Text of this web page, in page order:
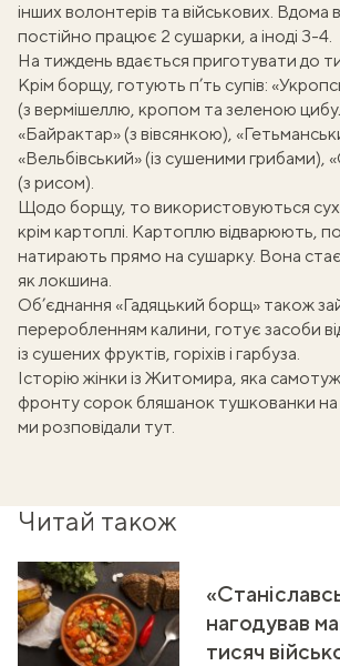
інших волонтерів та військових. Вдома
постійно працює 2 сушарки, а іноді 3-4.
На тиждень вдається приготувати до
Крім борщу, готують п’ть супів:
(з вермішеллю, кропом та зеленою
«Байрактар» (з вівсянкою),
«Вельбівський» (із сушеними грибами),
(з рисом).
Щодо борщу, то використовуються
крім картоплі. Картоплю відварюють,
натирають прямо на сушарку. Вона стає
як локшина.
Об’єднання «Гадяцький борщ» також
переробленням калини, готує засоби
із сушених фруктів, горіхів і гарбуза.
Історію жінки із Житомира, яка
фронту сорок бляшанок тушкованки на
ми розповідали тут.
Читай також
нагодував
тисяч